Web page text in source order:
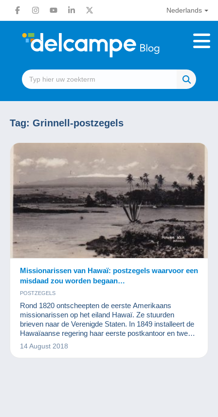
Nederlands
Tag: Grinnell-postzegels
Missionarissen van Hawaï: postzegels waarvoor een
misdaad zou worden begaan…
POSTZEGELS
Rond 1820 ontscheepten de eerste Amerikaans
missionarissen op het eiland Hawaï. Ze stuurden
brieven naar de Verenigde Staten. In 1849 installeert de
Hawaïaanse regering haar eerste postkantoor en twee
jaar later worden de eerste postzegels gedrukt. Omwille
van het gebruik werden deze postzegels
14 August 2018